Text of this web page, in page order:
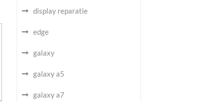
display reparatie
edge
galaxy
galaxy a5
galaxy a7